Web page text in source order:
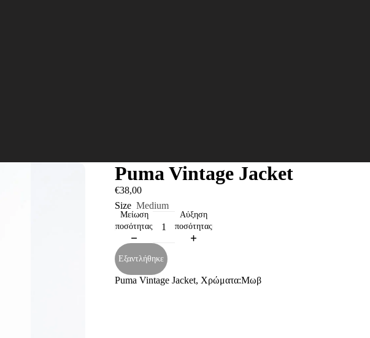
Puma Vintage Jacket
€38,00
Size Medium
Μείωση
ποσότητας
Αύξηση
ποσότητας
Εξαντλήθηκε
Puma Vintage Jacket, Χρώματα:Μωβ